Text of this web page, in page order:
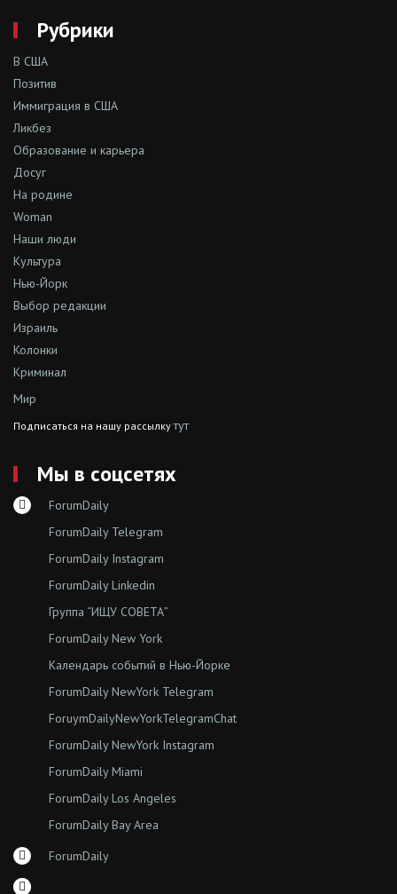
Рубрики
В США
Позитив
Иммиграция в США
Ликбез
Образование и карьера
Досуг
На родине
Woman
Наши люди
Культура
Нью-Йорк
Выбор редакции
Израиль
Колонки
Криминал
Мир
Подписаться на нашу рассылкутут
Мы в соцсетях
ForumDaily
ForumDaily Telegram
ForumDaily Instagram
ForumDaily Linkedin
Группа “ИЩУ СОВЕТА”
ForumDaily New York
Календарь событий в Нью-Йорке
ForumDaily NewYork Telegram
ForuymDailyNewYorkTelegramChat
ForumDaily NewYork Instagram
ForumDaily Miami
ForumDaily Los Angeles
ForumDaily Bay Area
ForumDaily